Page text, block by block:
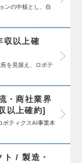
ンの中核とし、自
収以上確
を見据え、ロボテ
・商社業界
以上確約]
ボティクスAI事業本
/ 製造・